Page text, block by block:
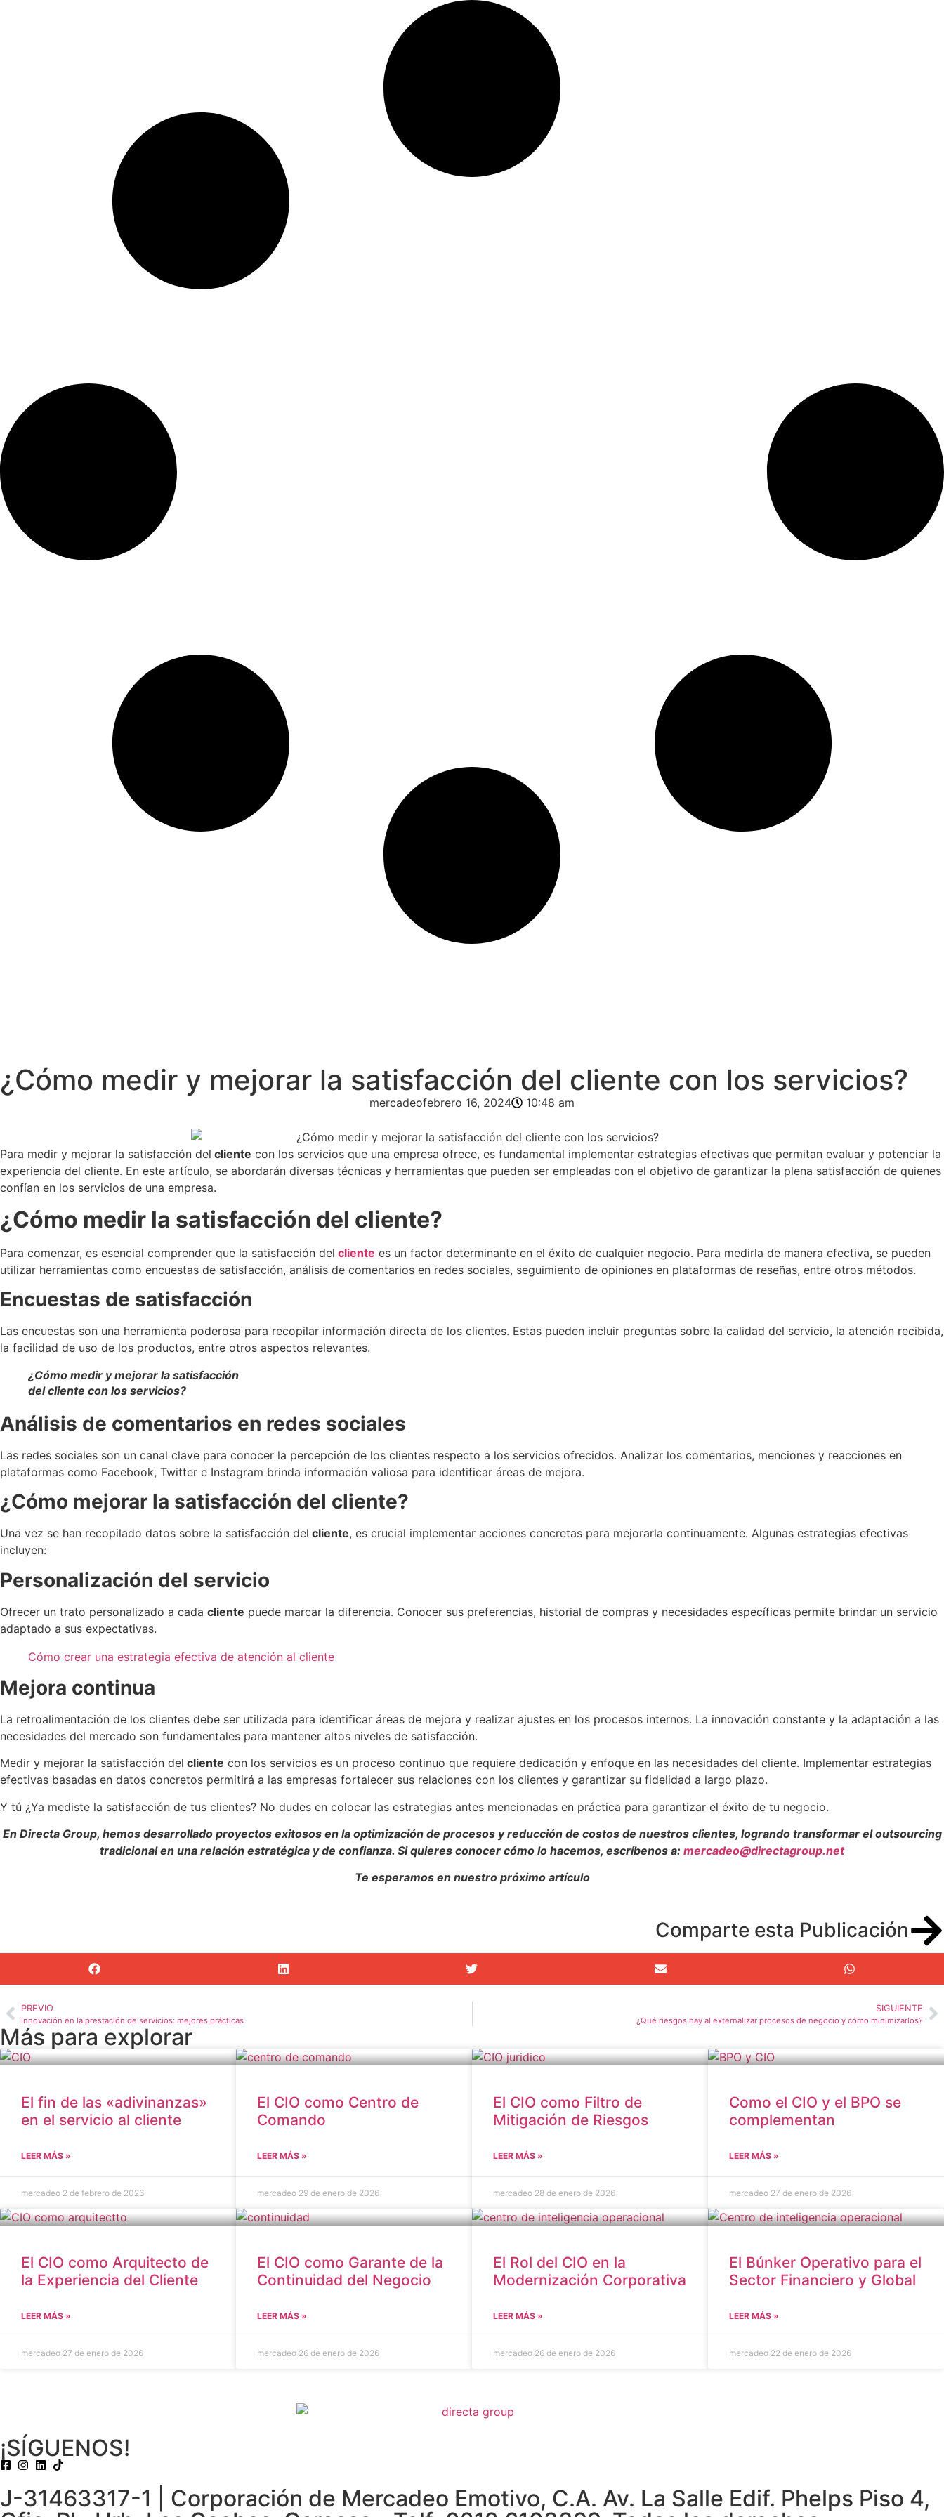
¿Cómo medir y mejorar la satisfacción del cliente con los servicios?
mercadeofebrero 16, 2024 10:48 am
Para medir y mejorar la satisfacción del cliente con los servicios que una empresa ofrece, es fundamental implementar estrategias efectivas que permitan evaluar y potenciar la
experiencia del cliente. En este artículo, se abordarán diversas técnicas y herramientas que pueden ser empleadas con el objetivo de garantizar la plena satisfacción de quienes
confían en los servicios de una empresa.
¿Cómo medir la satisfacción del cliente?
Para comenzar, es esencial comprender que la satisfacción del cliente es un factor determinante en el éxito de cualquier negocio. Para medirla de manera efectiva, se pueden
utilizar herramientas como encuestas de satisfacción, análisis de comentarios en redes sociales, seguimiento de opiniones en plataformas de reseñas, entre otros métodos.
Encuestas de satisfacción
Las encuestas son una herramienta poderosa para recopilar información directa de los clientes. Estas pueden incluir preguntas sobre la calidad del servicio, la atención recibida,
la facilidad de uso de los productos, entre otros aspectos relevantes.
¿Cómo medir y mejorar la satisfacción
del cliente con los servicios?
Análisis de comentarios en redes sociales
Las redes sociales son un canal clave para conocer la percepción de los clientes respecto a los servicios ofrecidos. Analizar los comentarios, menciones y reacciones en
plataformas como Facebook, Twitter e Instagram brinda información valiosa para identificar áreas de mejora.
¿Cómo mejorar la satisfacción del cliente?
Una vez se han recopilado datos sobre la satisfacción del cliente, es crucial implementar acciones concretas para mejorarla continuamente. Algunas estrategias efectivas
incluyen:
Personalización del servicio
Ofrecer un trato personalizado a cada cliente puede marcar la diferencia. Conocer sus preferencias, historial de compras y necesidades específicas permite brindar un servicio
adaptado a sus expectativas.
Cómo crear una estrategia efectiva de atención al cliente
Mejora continua
La retroalimentación de los clientes debe ser utilizada para identificar áreas de mejora y realizar ajustes en los procesos internos. La innovación constante y la adaptación a las
necesidades del mercado son fundamentales para mantener altos niveles de satisfacción.
Medir y mejorar la satisfacción del cliente con los servicios es un proceso continuo que requiere dedicación y enfoque en las necesidades del cliente. Implementar estrategias
efectivas basadas en datos concretos permitirá a las empresas fortalecer sus relaciones con los clientes y garantizar su fidelidad a largo plazo.
Y tú ¿Ya mediste la satisfacción de tus clientes? No dudes en colocar las estrategias antes mencionadas en práctica para garantizar el éxito de tu negocio.
En Directa Group, hemos desarrollado proyectos exitosos en la optimización de procesos y reducción de costos de nuestros clientes, logrando transformar el outsourcing
tradicional en una relación estratégica y de confianza. Si quieres conocer cómo lo hacemos, escríbenos a: mercadeo@directagroup.net
Te esperamos en nuestro próximo artículo
Comparte esta Publicación
PREVIO
Innovación en la prestación de servicios: mejores prácticas
SIGUIENTE
¿Qué riesgos hay al externalizar procesos de negocio y cómo minimizarlos?
Más para explorar
El fin de las «adivinanzas»
en el servicio al cliente
LEER MÁS »
mercadeo 2 de febrero de 2026
El CIO como Centro de
Comando
LEER MÁS »
mercadeo 29 de enero de 2026
El CIO como Filtro de
Mitigación de Riesgos
LEER MÁS »
mercadeo 28 de enero de 2026
Como el CIO y el BPO se
complementan
LEER MÁS »
mercadeo 27 de enero de 2026
El CIO como Arquitecto de
la Experiencia del Cliente
LEER MÁS »
mercadeo 27 de enero de 2026
El CIO como Garante de la
Continuidad del Negocio
LEER MÁS »
mercadeo 26 de enero de 2026
El Rol del CIO en la
Modernización Corporativa
LEER MÁS »
mercadeo 26 de enero de 2026
El Búnker Operativo para el
Sector Financiero y Global
LEER MÁS »
mercadeo 22 de enero de 2026
¡SÍGUENOS!
J-31463317-1 | Corporación de Mercadeo Emotivo, C.A. Av. La Salle Edif. Phelps Piso 4,